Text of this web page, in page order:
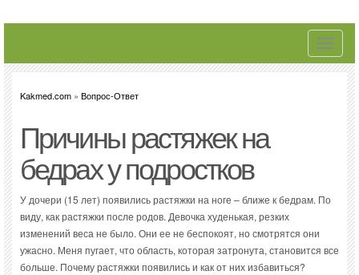
Toggle
Kakmed.com » Вопрос-Ответ
Причины растяжек на
бедрах у подростков
У дочери (15 лет) появились растяжки на ноге – ближе к бедрам. По
виду, как растяжки после родов. Девочка худенькая, резких
изменений веса не было. Они ее не беспокоят, но смотрятся они
ужасно. Меня пугает, что область, которая затронута, становится все
больше. Почему растяжки появились и как от них избавиться?